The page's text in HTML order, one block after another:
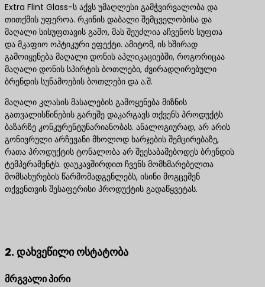
Extra Flint Glass-ს აქვს უმაღლესი გამჭვირვალობა და
თითქმის უფეროა. რკინის დაბალი შემცველობისა და
მაღალი სისუფთავის გამო, მას შეუძლია აჩვენოს სუფთა
და მკაფიო ოპტიკური ეფექტი. ამიტომ, ის ხშირად
გამოიყენება მაღალი დონის აპლიკაციებში, როგორიცაა
მაღალი დონის სპირტის ბოთლები, ძვირადღირებული
ბრენდის სუნამოების ბოთლები და ა.შ.
მაღალი კლასის მასალების გამოყენება მიზნის
გათვალისწინების გარეშე დაკარგავს თქვენს პროდუქტს
ბაზარზე კონკურენტუნარიანობას. ანალოგიურად, არ არის
გონივრული არჩევანი მხოლოდ ხარჯების შემცირებაზე,
რათა პროდუქტის ტონალობა არ შეესაბამებოდეს ბრენდის
ტემპერამენტს. დაუკავშირდით ჩვენს მომხმარებელთა
მომსახურების წარმომადგენლებს, ისინი მოგცემენ
თქვენთვის შესაფერისი პროდუქტის გადაწყვეტას.
2. დახვეწილი ოსტატობა
მრგვალი პირი